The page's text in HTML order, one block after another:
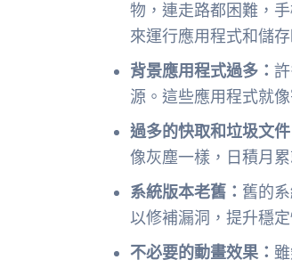
物，連走路都困難，
來運行應用程式和儲
背景應用程式過多：
源。這些應用程式就
過多的快取和垃圾文件
像灰塵一樣，日積月
系統版本老舊： 舊的
以修補漏洞，提升穩定
不必要的動畫效果：